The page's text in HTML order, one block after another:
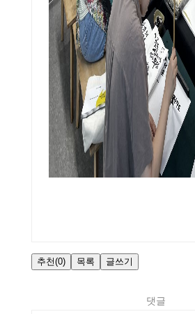
추천(0) 목록 글쓰기
댓글